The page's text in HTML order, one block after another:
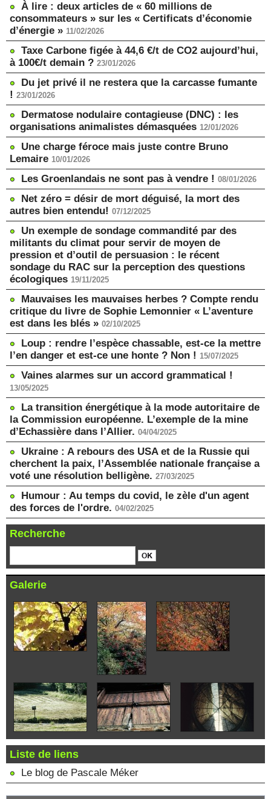
À lire : deux articles de « 60 millions de
consommateurs » sur les « Certificats d’économie
d’énergie » 11/02/2026
Taxe Carbone figée à 44,6 €/t de CO2 aujourd’hui,
à 100€/t demain ? 23/01/2026
Du jet privé il ne restera que la carcasse fumante
! 23/01/2026
Dermatose nodulaire contagieuse (DNC) : les
organisations animalistes démasquées 12/01/2026
Une charge féroce mais juste contre Bruno
Lemaire 10/01/2026
Les Groenlandais ne sont pas à vendre ! 08/01/2026
Net zéro = désir de mort déguisé, la mort des
autres bien entendu! 07/12/2025
Un exemple de sondage commandité par des
militants du climat pour servir de moyen de
pression et d’outil de persuasion : le récent
sondage du RAC sur la perception des questions
écologiques 19/11/2025
Mauvaises les mauvaises herbes ? Compte rendu
critique du livre de Sophie Lemonnier « L’aventure
est dans les blés » 02/10/2025
Loup : rendre l’espèce chassable, est-ce la mettre
l’en danger et est-ce une honte ? Non ! 15/07/2025
Vaines alarmes sur un accord grammatical !
13/05/2025
La transition énergétique à la mode autoritaire de
la Commission européenne. L’exemple de la mine
d’Echassière dans l’Allier. 04/04/2025
Ukraine : A rebours des USA et de la Russie qui
cherchent la paix, l’Assemblée nationale française a
voté une résolution belligène. 27/03/2025
Humour : Au temps du covid, le zèle d'un agent
des forces de l'ordre. 04/02/2025
Recherche
Galerie
Liste de liens
Le blog de Pascale Méker